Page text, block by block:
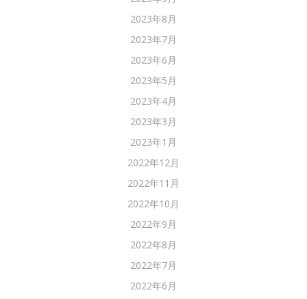
2023年8月
2023年7月
2023年6月
2023年5月
2023年4月
2023年3月
2023年1月
2022年12月
2022年11月
2022年10月
2022年9月
2022年8月
2022年7月
2022年6月